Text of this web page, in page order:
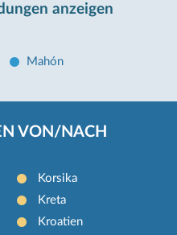
anzeigen
Mahón
VON/NACH
Korsika
Kreta
Kroatien